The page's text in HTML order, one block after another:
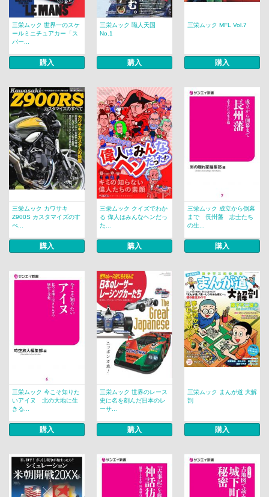
三栄ムック 世界一のスケ
ールミニチュアカー「ス
パー...
購入
三栄ムック 職人天国
No.1
購入
三栄ムック MFL Vol.7
購入
三栄ムック カワサキ
Z900S カスタマイズのす
べ...
購入
三栄ムック クイズでわか
る 偉人はみんなヘンだっ
た...
購入
三栄ムック 成立から倒幕
まで 長州藩 志士たち
の生...
購入
三栄ムック 今こそ知りた
いアイヌ 北の大地に生
きる...
購入
三栄ムック 世界のレース
史に名を刻んだ日本のレ
ーサ...
購入
三栄ムック まんが道 大解
剖
購入